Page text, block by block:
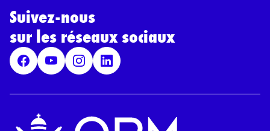
R
P
D
*
Suivez-nous
sur les réseaux sociaux